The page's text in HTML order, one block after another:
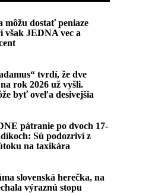
môžu dostať peniaze
však JEDNA vec a
tvrdí, že dve
rok 2026 už vyšli.
byť oveľa desivejšia
pátranie po dvoch 17-
Sú podozriví z
na taxikára
slovenská herečka, na
výraznú stopu